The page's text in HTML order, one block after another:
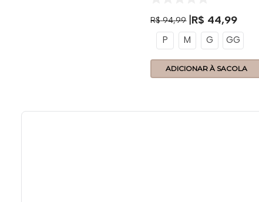
R$ 94,99 R$ 44,99
P M G GG
ADICIONAR À SACOLA